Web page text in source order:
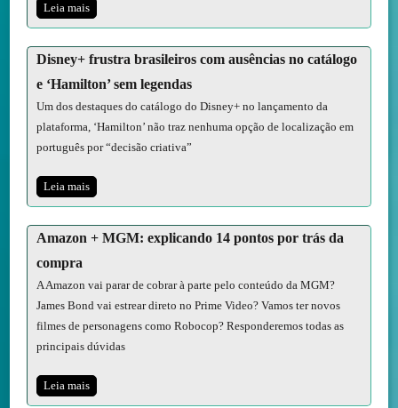
Leia mais
Disney+ frustra brasileiros com ausências no catálogo
e ‘Hamilton’ sem legendas
Um dos destaques do catálogo do Disney+ no lançamento da
plataforma, ‘Hamilton’ não traz nenhuma opção de localização em
português por “decisão criativa”
Leia mais
Amazon + MGM: explicando 14 pontos por trás da
compra
A Amazon vai parar de cobrar à parte pelo conteúdo da MGM?
James Bond vai estrear direto no Prime Video? Vamos ter novos
filmes de personagens como Robocop? Responderemos todas as
principais dúvidas
Leia mais